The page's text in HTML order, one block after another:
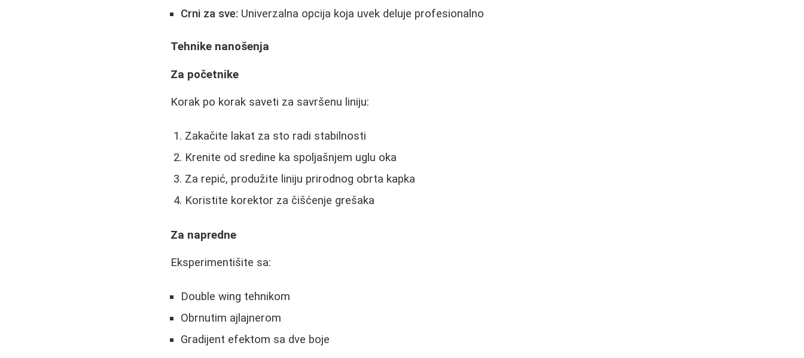
Crni za sve: Univerzalna opcija koja uvek deluje profesionalno
Tehnike nanošenja
Za početnike
Korak po korak saveti za savršenu liniju:
Zakačite lakat za sto radi stabilnosti
Krenite od sredine ka spoljašnjem uglu oka
Za repić, produžite liniju prirodnog obrta kapka
Koristite korektor za čišćenje grešaka
Za napredne
Eksperimentišite sa:
Double wing tehnikom
Obrnutim ajlajnerom
Gradijent efektom sa dve boje